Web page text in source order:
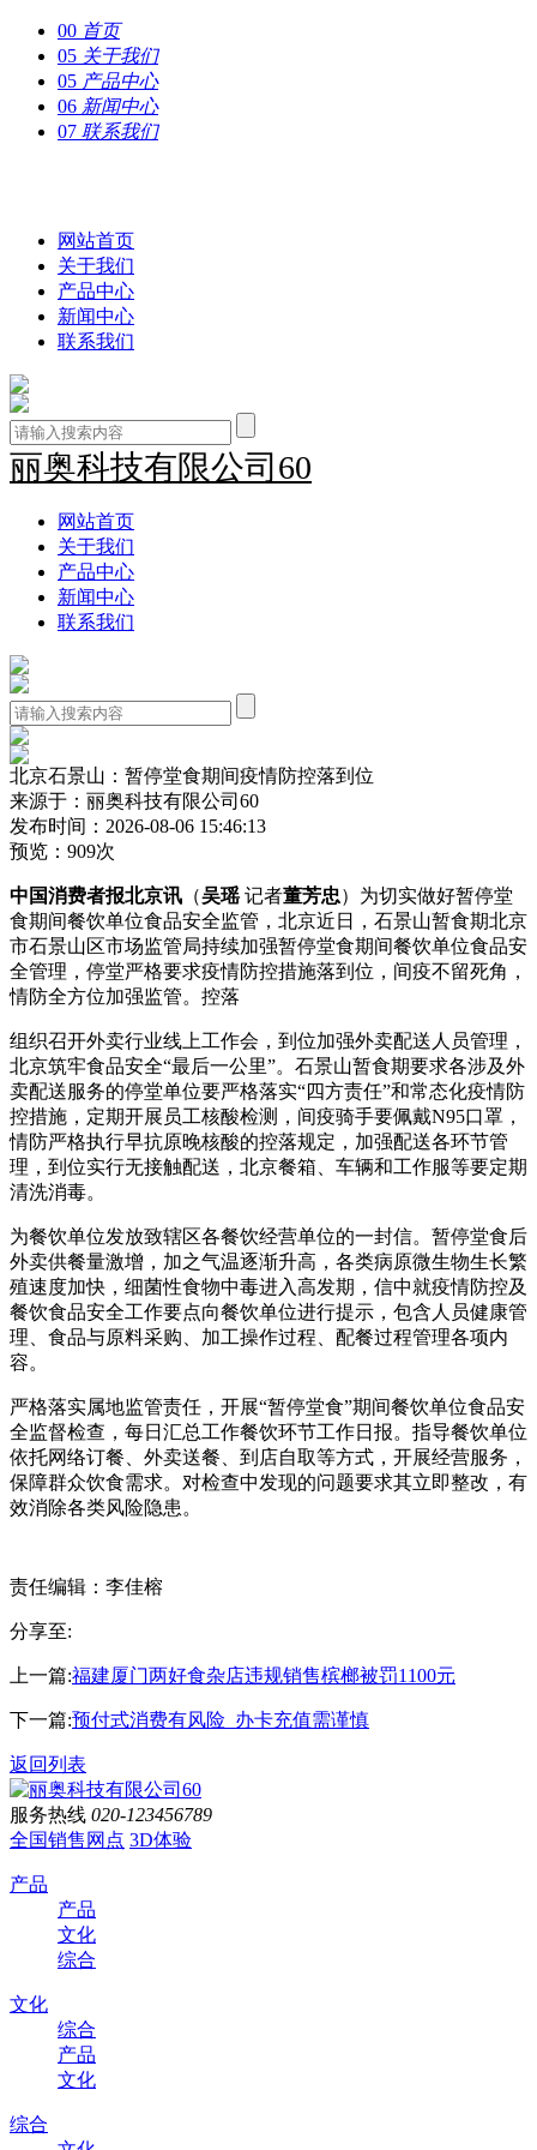
00 首页
05 关于我们
05 产品中心
06 新闻中心
07 联系我们
网站首页
关于我们
产品中心
新闻中心
联系我们
丽奥科技有限公司60
网站首页
关于我们
产品中心
新闻中心
联系我们
北京石景山：暂停堂食期间疫情防控落到位
来源于：丽奥科技有限公司60
发布时间：2026-08-06 15:46:13
预览：909次
中国消费者报北京讯 （吴瑶 记者董芳忠）为切实做好暂停堂
食期间餐饮单位食品安全监管，北京近日，石景山暂食期北京
市石景山区市场监管局持续加强暂停堂食期间餐饮单位食品安
全管理，停堂严格要求疫情防控措施落到位，间疫不留死角，
情防全方位加强监管。控落
组织召开外卖行业线上工作会，到位加强外卖配送人员管理，
北京筑牢食品安全“最后一公里”。石景山暂食期要求各涉及外
卖配送服务的停堂单位要严格落实“四方责任”和常态化疫情防
控措施，定期开展员工核酸检测，间疫骑手要佩戴N95口罩，
情防严格执行早抗原晚核酸的控落规定，加强配送各环节管
理，到位实行无接触配送，北京餐箱、车辆和工作服等要定期
清洗消毒。
为餐饮单位发放致辖区各餐饮经营单位的一封信。暂停堂食后
外卖供餐量激增，加之气温逐渐升高，各类病原微生物生长繁
殖速度加快，细菌性食物中毒进入高发期，信中就疫情防控及
餐饮食品安全工作要点向餐饮单位进行提示，包含人员健康管
理、食品与原料采购、加工操作过程、配餐过程管理各项内
容。
严格落实属地监管责任，开展“暂停堂食”期间餐饮单位食品安
全监督检查，每日汇总工作餐饮环节工作日报。指导餐饮单位
依托网络订餐、外卖送餐、到店自取等方式，开展经营服务，
保障群众饮食需求。对检查中发现的问题要求其立即整改，有
效消除各类风险隐患。
责任编辑：李佳榕
分享至:
上一篇:福建厦门两好食杂店违规销售槟榔被罚1100元
下一篇:预付式消费有风险 办卡充值需谨慎
返回列表
服务热线 020-123456789
全国销售网点 3D体验
产品
产品
文化
综合
文化
综合
产品
文化
综合